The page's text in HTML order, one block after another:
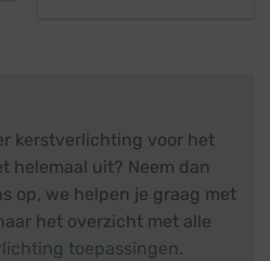
kerstverlichting voor het
helemaal uit? Neem dan
op, we helpen je graag met
het overzicht met alle
toepassingen.